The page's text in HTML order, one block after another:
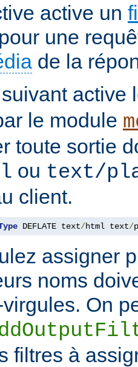
active un
une
de la
active
le module
toute sortie
ou text/
client.
DEFLATE text/html text/
assigner
noms
On
filtres à